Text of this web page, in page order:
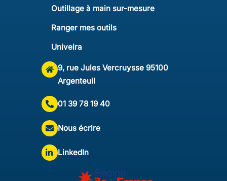
Outillage à main sur-mesure
Ranger mes outils
Univeira
9, rue Jules Vercruysse 95100
Argenteuil
01 39 78 19 40
Nous écrire
LinkedIn